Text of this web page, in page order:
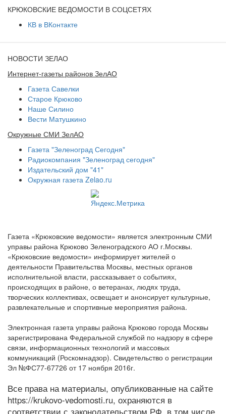
КРЮКОВСКИЕ ВЕДОМОСТИ В СОЦСЕТЯХ
КВ в ВКонтакте
НОВОСТИ ЗЕЛАО
Интернет-газеты районов ЗелАО
Газета Савелки
Старое Крюково
Наше Силино
Вести Матушкино
Окружные СМИ ЗелАО
Газета "Зеленоград Сегодня"
Радиокомпания "Зеленоград сегодня"
Издательский дом "41"
Окружная газета Zelao.ru
Газета «Крюковские ведомости» является электронным СМИ
управы района Крюково Зеленоградского АО г.Москвы.
«Крюковские ведомости» информирует жителей о
деятельности Правительства Москвы, местных органов
исполнительной власти, рассказывает о событиях,
происходящих в районе, о ветеранах, людях труда,
творческих коллективах, освещает и анонсирует культурные,
развлекательные и спортивные мероприятия района.
Электронная газета управы района Крюково города Москвы
зарегистрирована Федеральной службой по надзору в сфере
связи, информационных технологий и массовых
коммуникаций (Роскомнадзор). Свидетельство о регистрации
Эл №ФС77-67726 от 17 ноября 2016г.
Все права на материалы, опубликованные на сайте
https://krukovo-vedomosti.ru, охраняются в